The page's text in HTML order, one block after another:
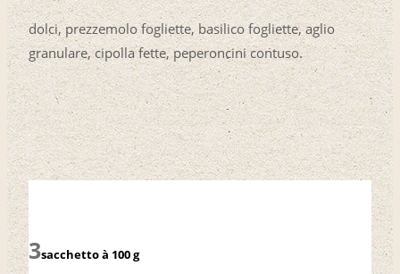
dolci, prezzemolo fogliette, basilico fogliette, aglio
granulare, cipolla fette, peperoncini contuso.
sacchetto à 100 g